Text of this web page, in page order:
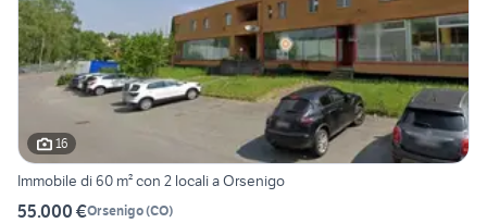
16
Immobile di 60 m² con 2 locali a Orsenigo
55.000 €Orsenigo(CO)